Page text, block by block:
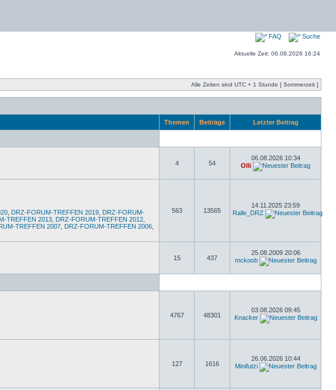
FAQ Suche
Aktuelle Zeit: 06.08.2026 16:24
Alle Zeiten sind UTC + 1 Stunde [ Sommerzeit ]
Themen Beiträge Letzter Beitrag
4 54
06.08.2026 10:34
Olli
DRZ-FORUM-TREFFEN 2019 DRZ-FORUM-
TREFFEN 2013 DRZ-FORUM-TREFFEN 2012
TREFFEN 2007 DRZ-FORUM-TREFFEN 2006
563 13565
14.11.2025 23:59
Ralle_DRZ
15 437
25.08.2009 20:06
mckoob
4767 48301
03.08.2026 09:45
Knacker
127 1616
26.06.2026 10:44
Minifutzi